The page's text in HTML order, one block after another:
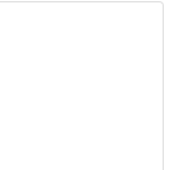
一次集合三
不住想咬一
巧克力香，